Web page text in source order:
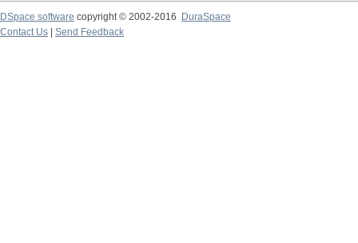
DSpace software copyright © 2002-2016
DuraSpace
Contact Us
Send Feedback